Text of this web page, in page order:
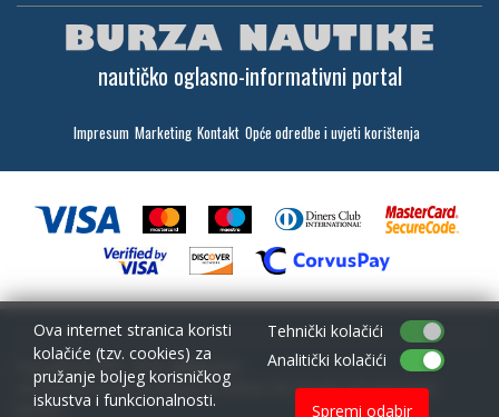
nautičko oglasno-informativni portal
Impresum Marketing Kontakt Opće odredbe i uvjeti korištenja
Copyright (c) 2001 - 2026,Lantina d.o.o.
sav materijal na ovim stranicama je zaštićen i bez dozvole zabranjeno ga je
koristiti
Ova internet stranica koristi
kolačiće (tzv. cookies) za
pružanje boljeg korisničkog
iskustva i funkcionalnosti.
Tehnički kolačići
Analitički kolačići
Spremi odabir